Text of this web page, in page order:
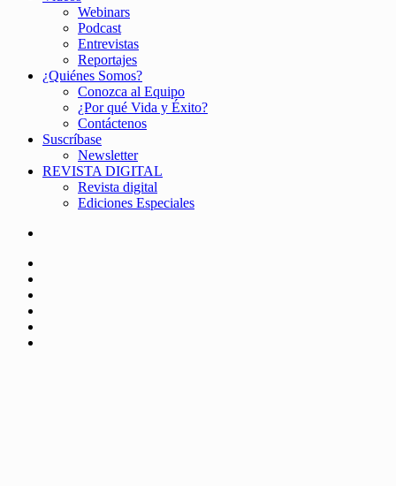
Webinars
Podcast
Entrevistas
Reportajes
¿Quiénes Somos?
Conozca al Equipo
¿Por qué Vida y Éxito?
Contáctenos
Suscríbase
Newsletter
REVISTA DIGITAL
Revista digital
Ediciones Especiales